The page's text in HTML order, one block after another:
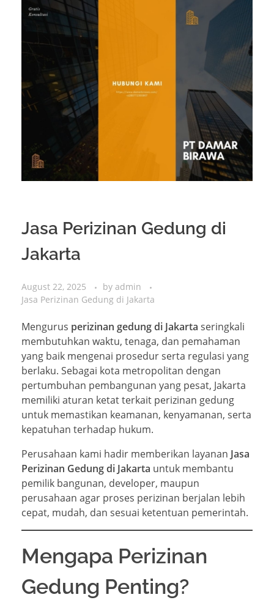
Jasa Perizinan Gedung di
Jakarta
August 22, 2025 by admin
Jasa Perizinan Gedung di Jakarta
Mengurus perizinan gedung di Jakarta seringkali
membutuhkan waktu, tenaga, dan pemahaman
yang baik mengenai prosedur serta regulasi yang
berlaku. Sebagai kota metropolitan dengan
pertumbuhan pembangunan yang pesat, Jakarta
memiliki aturan ketat terkait perizinan gedung
untuk memastikan keamanan, kenyamanan, serta
kepatuhan terhadap hukum.
Perusahaan kami hadir memberikan layanan Jasa
Perizinan Gedung di Jakarta untuk membantu
pemilik bangunan, developer, maupun
perusahaan agar proses perizinan berjalan lebih
cepat, mudah, dan sesuai ketentuan pemerintah.
Mengapa Perizinan
Gedung Penting?